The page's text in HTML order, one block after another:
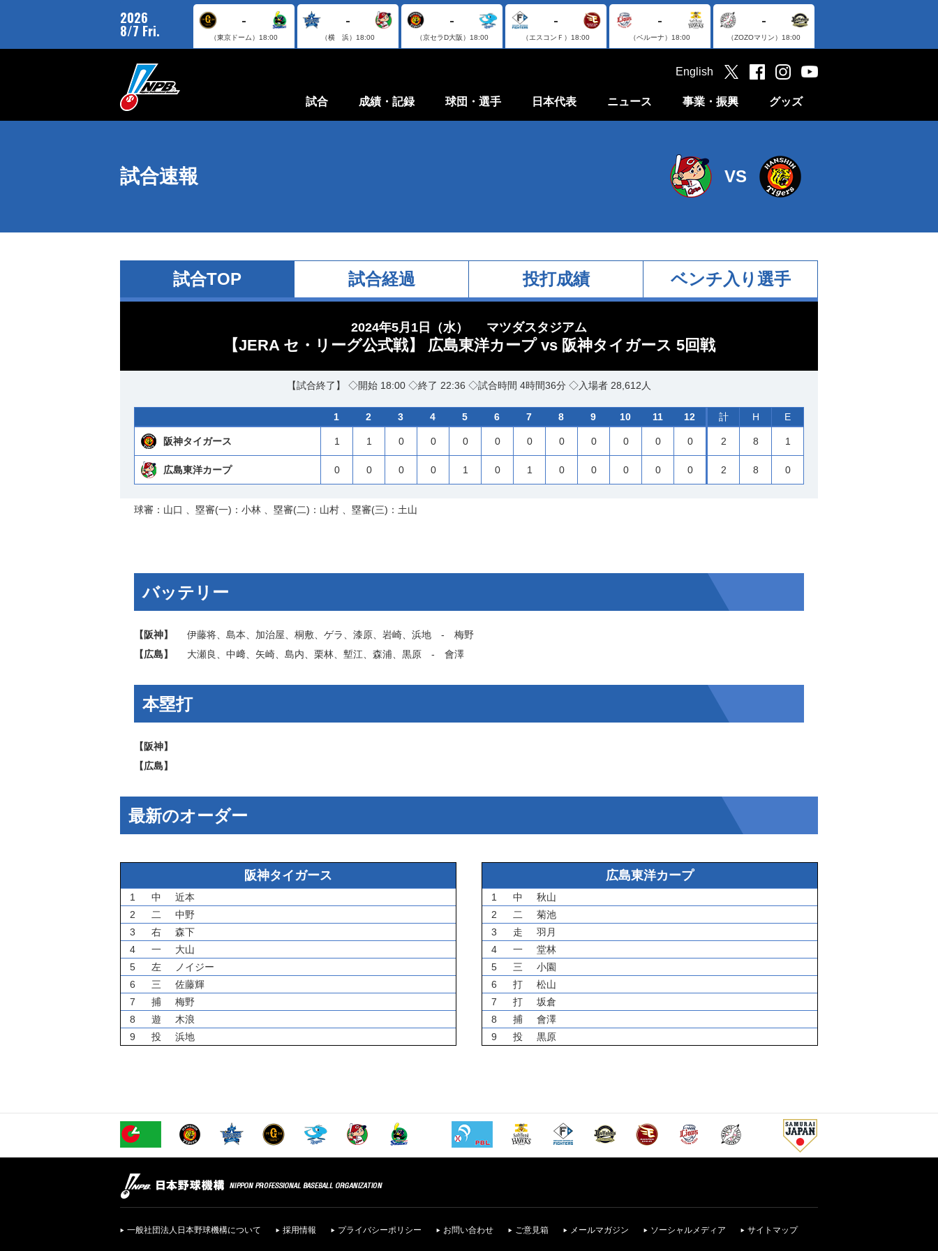
2026
8/7 Fri.
-
（東京ドーム） 18:00
-
（横 浜） 18:00
-
（京セラD大阪） 18:00
-
（エスコンＦ） 18:00
-
（ベルーナ） 18:00
-
（ZOZOマリン） 18:00
試合 成績・記録 球団・選手 日本代表 ニュース 事業・振興 グッズ
English
試合速報 VS
試合TOP 試合経過 投打成績 ベンチ入り選手
2024年5月1日（水） マツダスタジアム
【JERA セ・リーグ公式戦】 広島東洋カープ vs 阪神タイガース 5回戦
【試合終了】 ◇開始 18:00 ◇終了 22:36 ◇試合時間 4時間36分 ◇入場者 28,612人
1 2 3 4 5 6 7 8 9 10 11 12 計 H E
阪神タイガース 1 1 0 0 0 0 0 0 0 0 0 0 2 8 1
広島東洋カープ 0 0 0 0 1 0 1 0 0 0 0 0 2 8 0
球審：山口 、塁審(一)：小林 、塁審(二)：山村 、塁審(三)：土山
バッテリー
【阪神】 伊藤将 島本 加治屋 桐敷 ゲラ 漆原 岩崎 浜地 ‐ 梅野
【広島】
大瀬良 中﨑 矢崎 島内 栗林 塹江 森浦 黒原 ‐ 會澤
本塁打
【阪神】
【広島】
最新のオーダー
阪神タイガース
1 中
近本
2
二
中野
3
右
森下
4
一
大山
5
左
ノイジー
6
三
佐藤輝
7
捕
梅野
8
遊
木浪
9
投 浜地
広島東洋カープ
1 中
秋山
2
二
菊池
3
走
羽月
4
一
堂林
5
三
小園
6
打
松山
7
打
坂倉
8
捕
會澤
9
投 黒原
一般社団法人日本野球機構について 採用情報 プライバシーポリシー お問い合わせ ご意見箱 メールマガジン ソーシャルメディア サイトマップ